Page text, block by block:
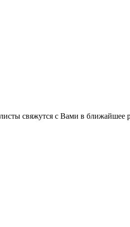
свяжутся с Вами в ближайшее